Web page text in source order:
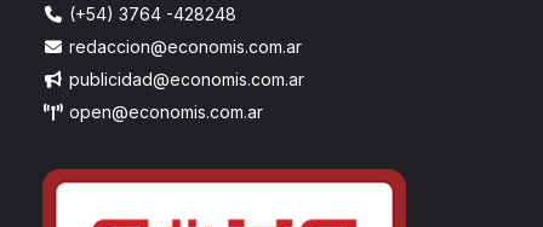
(+54) 3764 -428248
redaccion@economis.com.ar
publicidad@economis.com.ar
open@economis.com.ar